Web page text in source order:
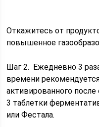
Откажитесь от
повышенное
Шаг 2. Ежедневно 3
времени
активированного
3 таблетки
или Фестала.